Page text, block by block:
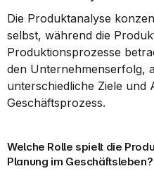
Die Produktanalyse
selbst, während die
Produktionsprozesse
den Unternehmenserfolg,
unterschiedliche Ziele und
Geschäftsprozess.
Welche Rolle spielt die
Planung im Geschäftsleben?